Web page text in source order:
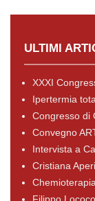
ULTIMI
XXXI
Ipertermia
Congresso di
Convegno
Intervista a
Cristiana